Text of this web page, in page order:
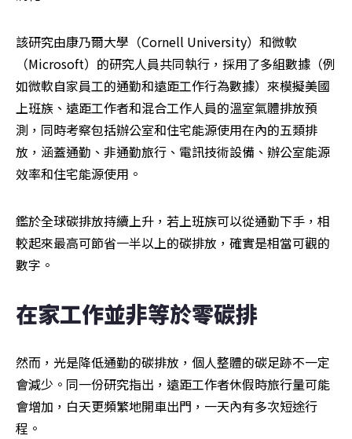
該研究由康乃爾大學（Cornell University）和微軟
（Microsoft）的研究人員共同執行，採用了多組數據（例
如微軟自家員工的通勤和遠距工作行為數據）來模擬美國
上班族、遠距工作者和混合工作人員的溫室氣體排放預
測，同時考察包括辦公室和住宅能源使用在內的五類排
放，涵蓋通勤、非通勤旅行、電訊技術設備、辦公室能源
效率和住宅能源使用。
鑑於全球碳排放持續上升，若上班族可以從通勤下手，相
較起來最高可節省一半以上的碳排放，確實是相當可觀的
數字。
在家工作並非等於零碳排
然而，光是降低通勤的碳排放，個人整體的碳足跡不一定
會減少。同一份研究指出，遠距工作者休假時旅行量可能
會增加，白天更頻繁地開車出門，一天內有多次短途行
程。